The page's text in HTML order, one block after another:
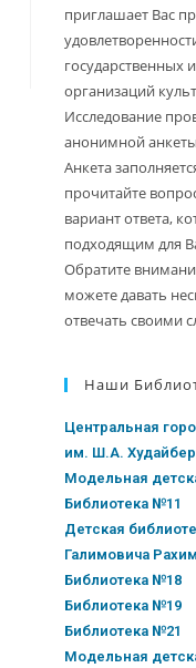
приглашает Вас
государственных
организаций
Исследование
анонимной
Анкета
прочитайте
вариант ответа,
подходящим для
Обратите
можете давать
отвечать своими
Наши
Центральная
им. Ш.А.
Модельная
Библиотека №11
Детская
Галимовича
Библиотека №18
Библиотека №19
Библиотека №21
Модельная